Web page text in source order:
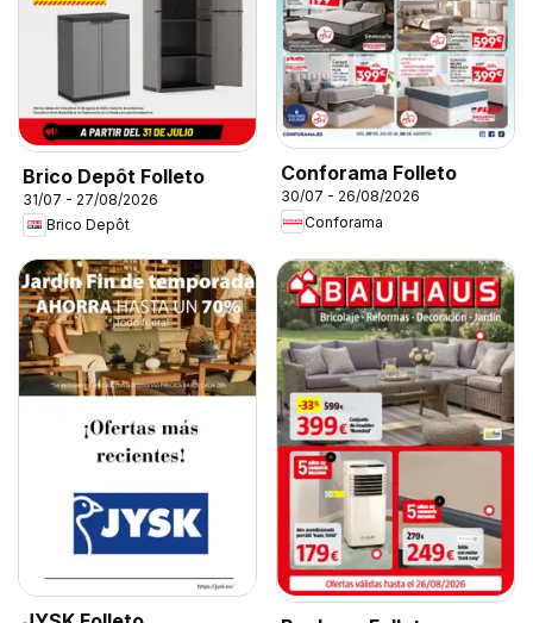
Brico Depôt Folleto
31/07 - 27/08/2026
Brico Depôt
Conforama Folleto
30/07 - 26/08/2026
Conforama